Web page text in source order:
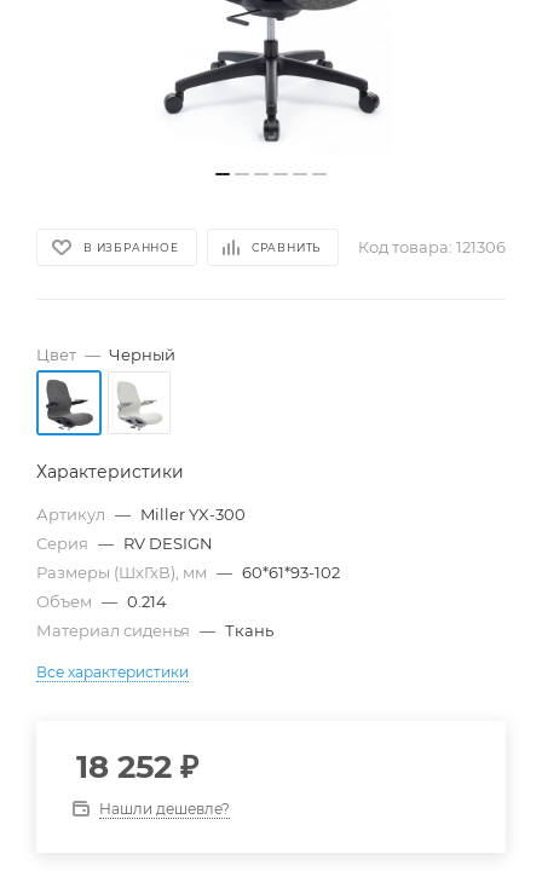
В ИЗБРАННОЕ СРАВНИТЬ Код товара: 121306
Цвет — Черный
Характеристики
Артикул — Miller YX-300
Серия — RV DESIGN
Размеры (ШхГхВ), мм — 60*61*93-102
Объем — 0.214
Материал сиденья — Ткань
Все характеристики
18 252 ₽
Нашли дешевле?